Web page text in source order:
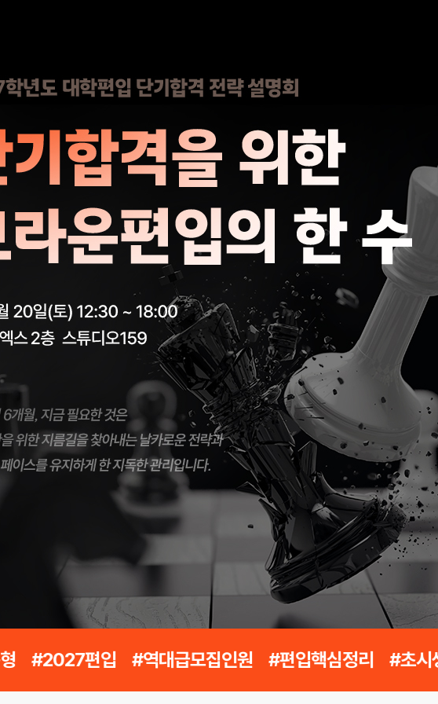
#2027편입 #역대급모집인원 #편입핵심정리 #초시생